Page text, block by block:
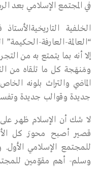
في المجتمع الإسلامي بعد
الخلفية
“العالمة-العارفة-
إلا أنه بما يتمتع به من
ومَنهَجة كل ما تلقاه من
الماضي والتراث بلونه
جديدة وقوالب جديدة
لا شك أن الإسلام ظهر
قصير أصبح محورَ كل
للمجتمع الإسلامي
وسلم- أهم مقوّمين